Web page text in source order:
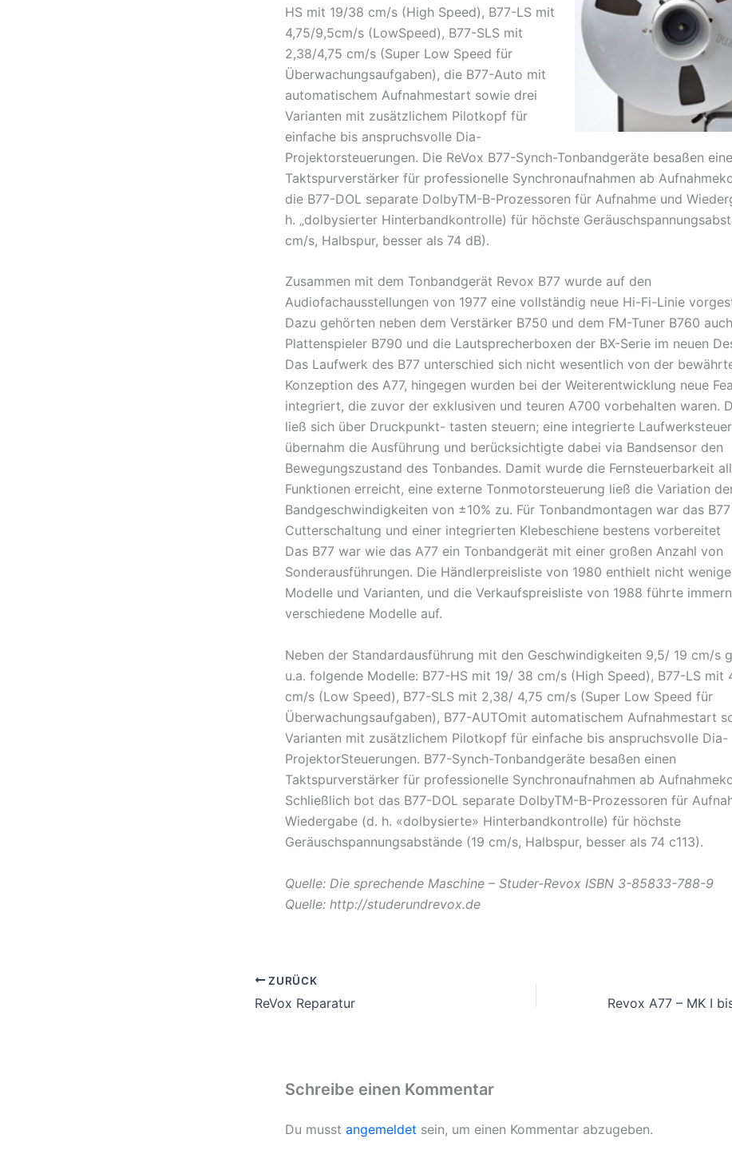
HS mit 19/38 cm/s (High Speed), B77-LS mit
4,75/9,5cm/s (LowSpeed), B77-SLS mit
2,38/4,75 cm/s (Super Low Speed für
Überwachungsaufgaben), die B77-Auto mit
automatischem Aufnahmestart sowie drei
Varianten mit zusätzlichem Pilotkopf für
einfache bis anspruchsvolle Dia-
Projektorsteuerungen. Die ReVox B77-Synch-Tonbandgeräte besaßen
Taktspurverstärker für professionelle Synchronaufnahmen ab
die B77-DOL separate DolbyTM-B-Prozessoren für Aufnahme und
h. „dolbysierter Hinterbandkontrolle) für höchste
cm/s, Halbspur, besser als 74 dB).
Zusammen mit dem Tonbandgerät Revox B77 wurde auf den
Audiofachausstellungen von 1977 eine vollständig neue Hi-Fi-Linie
Dazu gehörten neben dem Verstärker B750 und dem FM-Tuner B760
Plattenspieler B790 und die Lautsprecherboxen der BX-Serie im neuen
Das Laufwerk des B77 unterschied sich nicht wesentlich von der
Konzeption des A77, hingegen wurden bei der Weiterentwicklung neue
integriert, die zuvor der exklusiven und teuren A700 vorbehalten waren.
ließ sich über Druckpunkt- tasten steuern; eine integrierte
übernahm die Ausführung und berücksichtigte dabei via Bandsensor den
Bewegungszustand des Tonbandes. Damit wurde die Fernsteuerbarkeit
Funktionen erreicht, eine externe Tonmotorsteuerung ließ die Variation
Bandgeschwindigkeiten von ±10% zu. Für Tonbandmontagen war das
Cutterschaltung und einer integrierten Klebeschiene bestens vorbereitet
Das B77 war wie das A77 ein Tonbandgerät mit einer großen Anzahl von
Sonderausführungen. Die Händlerpreisliste von 1980 enthielt nicht
Modelle und Varianten, und die Verkaufspreisliste von 1988 führte
verschiedene Modelle auf.
Neben der Standardausführung mit den Geschwindigkeiten 9,5/ 19 cm/s
u.a. folgende Modelle: B77-HS mit 19/ 38 cm/s (High Speed), B77-LS mit
cm/s (Low Speed), B77-SLS mit 2,38/ 4,75 cm/s (Super Low Speed für
Überwachungsaufgaben), B77-AUTOmit automatischem Aufnahmestart
Varianten mit zusätzlichem Pilotkopf für einfache bis anspruchsvolle Dia-
ProjektorSteuerungen. B77-Synch-Tonbandgeräte besaßen einen
Taktspurverstärker für professionelle Synchronaufnahmen ab
Schließlich bot das B77-DOL separate DolbyTM-B-Prozessoren für
Wiedergabe (d. h. «dolbysierte» Hinterbandkontrolle) für höchste
Geräuschspannungsabstände (19 cm/s, Halbspur, besser als 74 c113).
Quelle: Die sprechende Maschine – Studer-Revox ISBN 3-85833-788-9
Quelle: http://studerundrevox.de
ZURÜCK
ReVox Reparatur
Schreibe einen Kommentar
Du musst angemeldet sein, um einen Kommentar abzugeben.